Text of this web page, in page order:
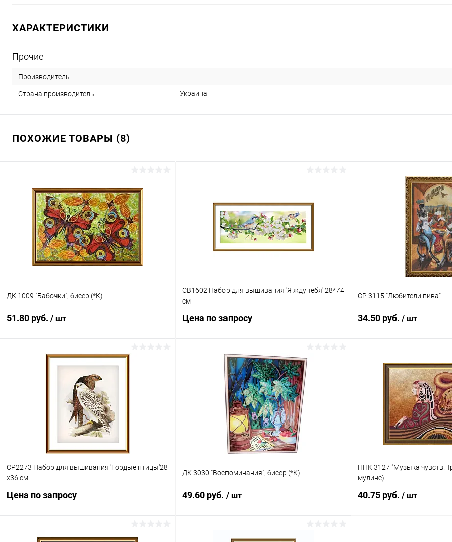
ХАРАКТЕРИСТИКИ
Прочие
Производитель
Страна производитель Украина
ПОХОЖИЕ ТОВАРЫ (8)
ДК 1009 "Бабочки", бисер (*К)
51.80 руб. / шт
В корзину
Под заказ
СВ1602 Набор для вышивания 'Я жду тебя' 28*74
см
Цена по запросу
Запросить цену
Купить в 1 клик Сравнение
В избранное Под заказ
СР 3115 "Любители пива"
34.50 руб. / шт
Купить в 1 клик
В избранное
СР2273 Набор для вышивания 'Гордые птицы'28
x36 см
Цена по запросу
Запросить цену
ДК 3030 "Воспоминания", бисер (*К)
49.60 руб. / шт
В корзину
ННК 3127 "Музыка чувств.
мулине)
40.75 руб. / шт